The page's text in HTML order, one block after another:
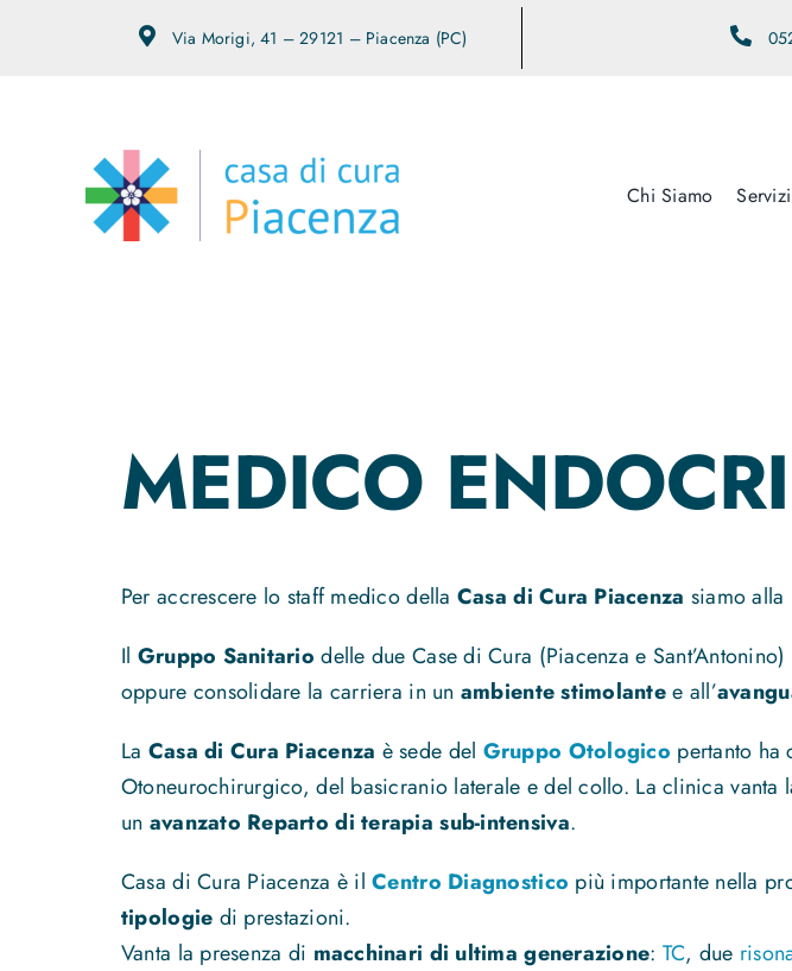
Via Morigi, 41 – 29121 – Piacenza (PC)
Chi Siamo Servizi
MEDICO
Per accrescere lo staff medico della Casa di Cura Piacenza siamo
Il Gruppo Sanitario delle due Case di Cura (Piacenza e
oppure consolidare la carriera in un ambiente stimolantee all’
La Casa di Cura Piacenza è sede del Gruppo Otologico pertanto ha
Otoneurochirurgico, del basicranio laterale e del collo. La clinica vanta
un avanzato Reparto di terapia sub-intensiva.
Casa di Cura Piacenza è ilCentro Diagnostico più importante nella
tipologie di prestazioni.
Vanta la presenza di macchinari di ultima generazione: TC, due